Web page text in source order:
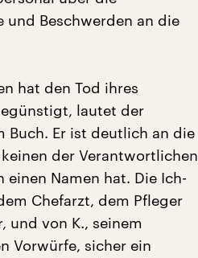
und Beschwerden an die
hat den Tod ihres
lautet der
Buch. Er ist deutlich an die
der Verantwortlichen
einen Namen hat. Die Ich-
Chefarzt, dem Pfleger
und von K., seinem
Vorwürfe, sicher ein